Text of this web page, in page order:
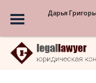
Дарья